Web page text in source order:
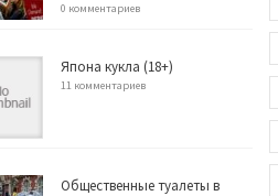
0 комментариев
Япона кукла (18+)
11 комментариев
Общественные туалеты в